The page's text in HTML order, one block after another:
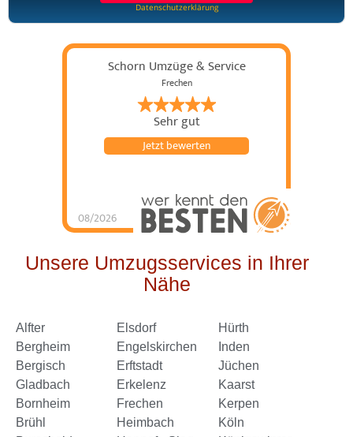
Datenschutzerklärung
Schorn Umzüge & Service
Frechen
Sehr gut
08/2026
Jetzt bewerten
Schorn Umzüge &
Service hat 4.98von
Umzüge &
ServiceBewertungen
auf
Unsere Umzugsservices in Ihrer
Nähe
Alfter
Bergheim
Bergisch
Gladbach
Bornheim
Brühl
Elsdorf
Engelskirchen
Erftstadt
Erkelenz
Frechen
Heimbach
Hürth
Inden
Jüchen
Kaarst
Kerpen
Köln